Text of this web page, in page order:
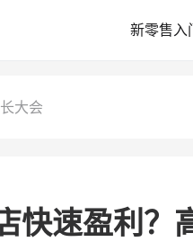
新零售入
大会
快速盈利？